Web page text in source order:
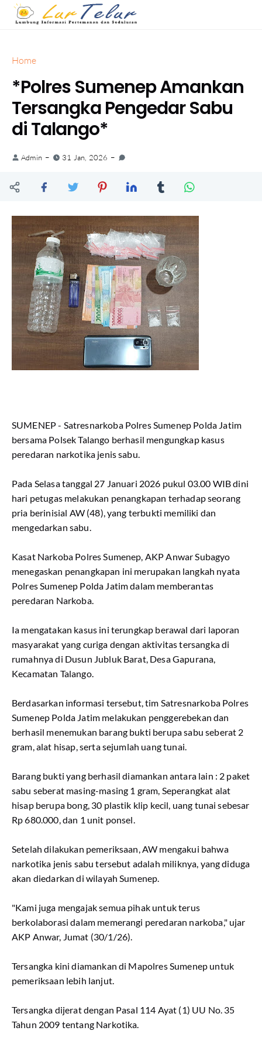
Home
*Polres Sumenep Amankan
Tersangka Pengedar Sabu
di Talango*
Admin 31 Jan, 2026
SUMENEP - Satresnarkoba Polres Sumenep Polda Jatim
bersama Polsek Talango berhasil mengungkap kasus
peredaran narkotika jenis sabu.
Pada Selasa tanggal 27 Januari 2026 pukul 03.00 WIB dini
hari petugas melakukan penangkapan terhadap seorang
pria berinisial AW (48), yang terbukti memiliki dan
mengedarkan sabu.
Kasat Narkoba Polres Sumenep, AKP Anwar Subagyo
menegaskan penangkapan ini merupakan langkah nyata
Polres Sumenep Polda Jatim dalam memberantas
peredaran Narkoba.
Ia mengatakan kasus ini terungkap berawal dari laporan
masyarakat yang curiga dengan aktivitas tersangka di
rumahnya di Dusun Jubluk Barat, Desa Gapurana,
Kecamatan Talango.
Berdasarkan informasi tersebut, tim Satresnarkoba Polres
Sumenep Polda Jatim melakukan penggerebekan dan
berhasil menemukan barang bukti berupa sabu seberat 2
gram, alat hisap, serta sejumlah uang tunai.
Barang bukti yang berhasil diamankan antara lain : 2 paket
sabu seberat masing-masing 1 gram, Seperangkat alat
hisap berupa bong, 30 plastik klip kecil, uang tunai sebesar
Rp 680.000, dan 1 unit ponsel.
Setelah dilakukan pemeriksaan, AW mengakui bahwa
narkotika jenis sabu tersebut adalah miliknya, yang diduga
akan diedarkan di wilayah Sumenep.
"Kami juga mengajak semua pihak untuk terus
berkolaborasi dalam memerangi peredaran narkoba," ujar
AKP Anwar, Jumat (30/1/26).
Tersangka kini diamankan di Mapolres Sumenep untuk
pemeriksaan lebih lanjut.
Tersangka dijerat dengan Pasal 114 Ayat (1) UU No. 35
Tahun 2009 tentang Narkotika.